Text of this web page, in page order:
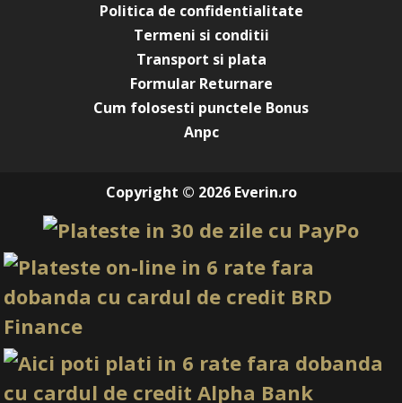
Politica de confidentialitate
Termeni si conditii
Transport si plata
Formular Returnare
Cum folosesti punctele Bonus
Anpc
Copyright © 2026 Everin.ro